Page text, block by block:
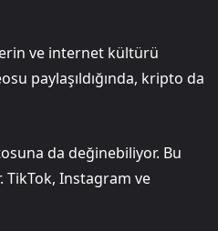
ve internet kültürü
paylaşıldığında, kripto da
da değinebiliyor. Bu
TikTok, Instagram ve